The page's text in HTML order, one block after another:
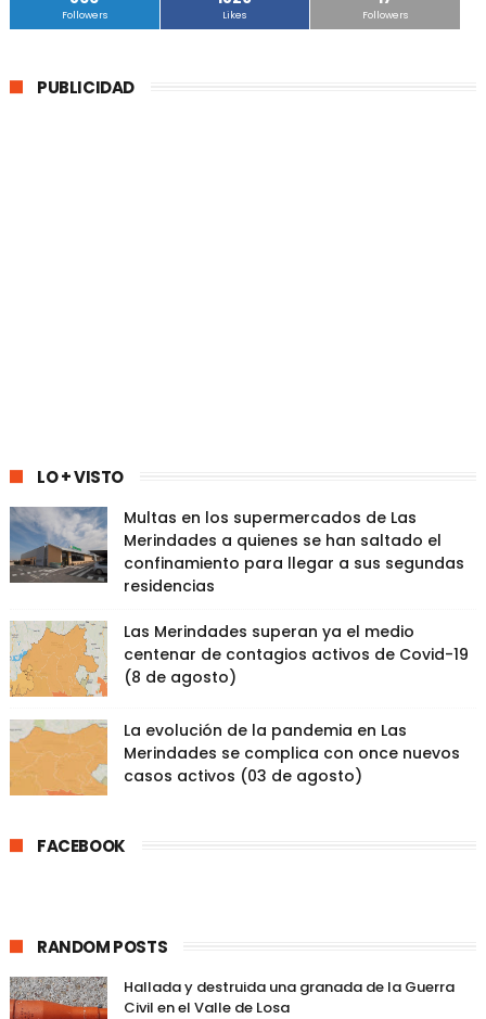
Followers Likes Followers
PUBLICIDAD
LO + VISTO
Multas en los supermercados de Las
Merindades a quienes se han saltado el
confinamiento para llegar a sus segundas
residencias
Las Merindades superan ya el medio
centenar de contagios activos de Covid-19
(8 de agosto)
La evolución de la pandemia en Las
Merindades se complica con once nuevos
casos activos (03 de agosto)
FACEBOOK
RANDOM POSTS
Hallada y destruida una granada de la Guerra
Civil en el Valle de Losa